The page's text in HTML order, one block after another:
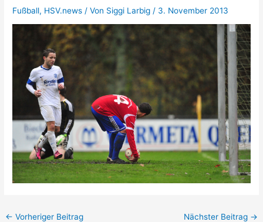
Fußball, HSV.news / Von Siggi Larbig / 3. November 2013
← Vorheriger Beitrag Nächster Beitrag →